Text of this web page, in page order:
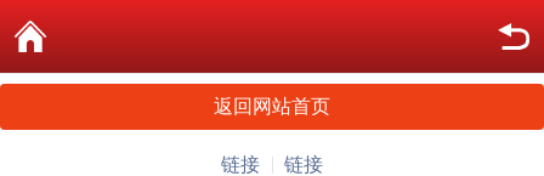
返回网站首页
链接 链接